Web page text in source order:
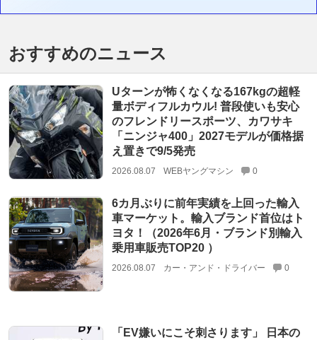
おすすめのニュース
Uターンが怖くなくなる167kgの超軽
量ボディフルカウル! 普段使いも安心
のフレンドリースポーツ、カワサキ
「ニンジャ400」2027モデルが価格据
え置きで9/5発売
2026.08.07 WEBヤングマシン 0
6カ月ぶりに前年実績を上回った輸入
車マーケット。輸入ブランド首位はト
ヨタ！（2026年6月・ブランド別輸入
乗用車販売TOP20 ）
2026.08.07 カー・アンド・ドライバー 0
「EV嫌いにこそ刺さります」 日本の